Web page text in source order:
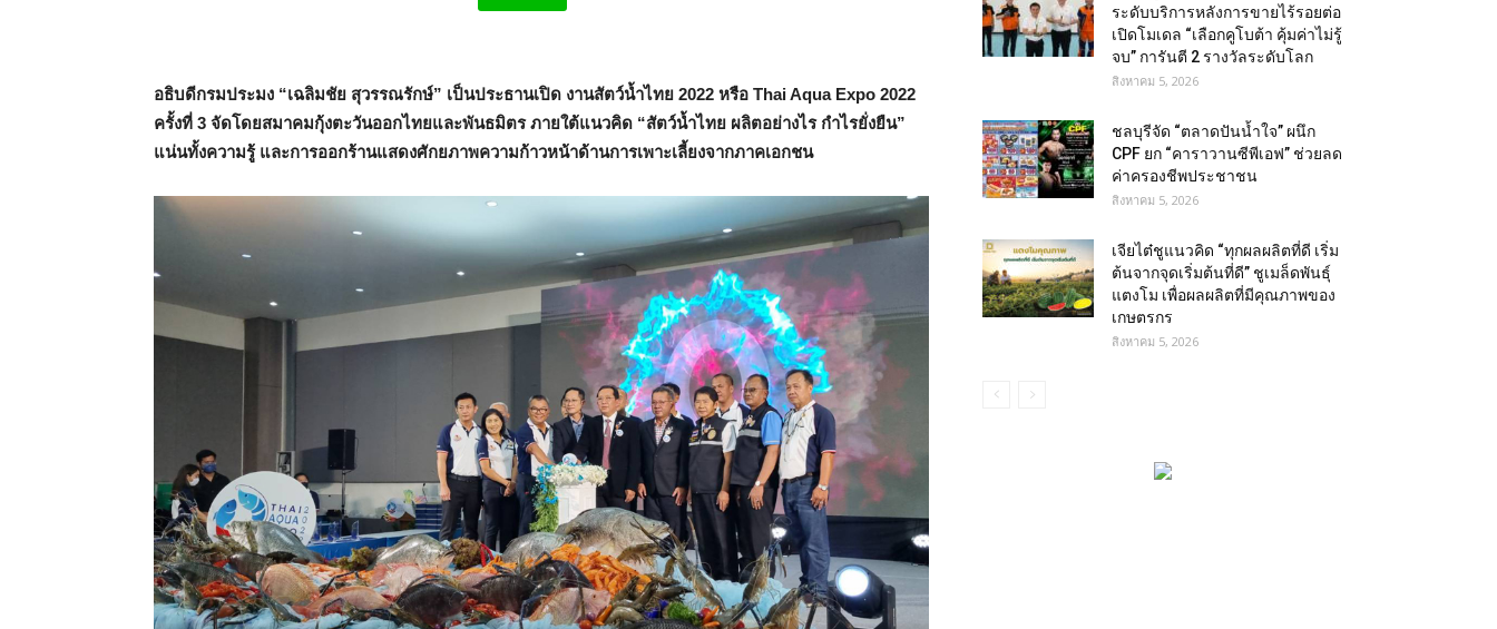
อธิบดีกรมประมง “เฉลิมชัย สุวรรณรักษ์” เป็นประธานเปิด งานสัตว์น้ำไทย 2022 หรือ Thai Aqua Expo 2022
ครั้งที่ 3 จัดโดยสมาคมกุ้งตะวันออกไทยและพันธมิตร ภายใต้แนวคิด “สัตว์น้ำไทย ผลิตอย่างไร กำไรยั่งยืน”
แน่นทั้งความรู้ และการออกร้านแสดงศักยภาพความก้าวหน้าด้านการเพาะเลี้ยงจากภาคเอกชน
ระดับบริการหลังการขายไร้รอยต่อ
เปิดโมเดล “เลือกคูโบต้า คุ้มค่าไม่รู้
จบ” การันตี 2 รางวัลระดับโลก
สิงหาคม 5, 2026
ชลบุรีจัด “ตลาดปันน้ำใจ” ผนึก
CPF ยก “คาราวานซีพีเอฟ” ช่วยลด
ค่าครองชีพประชาชน
สิงหาคม 5, 2026
เจียไต๋ชูแนวคิด “ทุกผลผลิตที่ดี เริ่ม
ต้นจากจุดเริ่มต้นที่ดี” ชูเมล็ดพันธุ์
แตงโม เพื่อผลผลิตที่มีคุณภาพของ
เกษตรกร
สิงหาคม 5, 2026